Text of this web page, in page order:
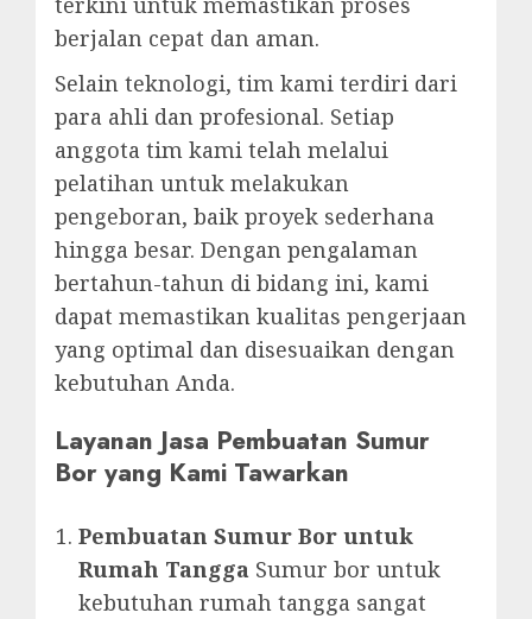
berjalan cepat dan aman.
Selain teknologi, tim kami terdiri dari
para ahli dan profesional. Setiap
anggota tim kami telah melalui
pelatihan untuk melakukan
pengeboran, baik proyek sederhana
hingga besar. Dengan pengalaman
bertahun-tahun di bidang ini, kami
dapat memastikan kualitas pengerjaan
yang optimal dan disesuaikan dengan
kebutuhan Anda.
Layanan Jasa Pembuatan Sumur
Bor yang Kami Tawarkan
Pembuatan Sumur Bor untuk
Rumah Tangga Sumur bor untuk
kebutuhan rumah tangga sangat